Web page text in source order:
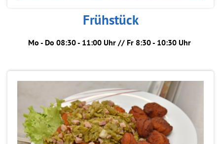
Frühstück
Mo - Do 08:30 - 11:00 Uhr // Fr 8:30 - 10:30 Uhr